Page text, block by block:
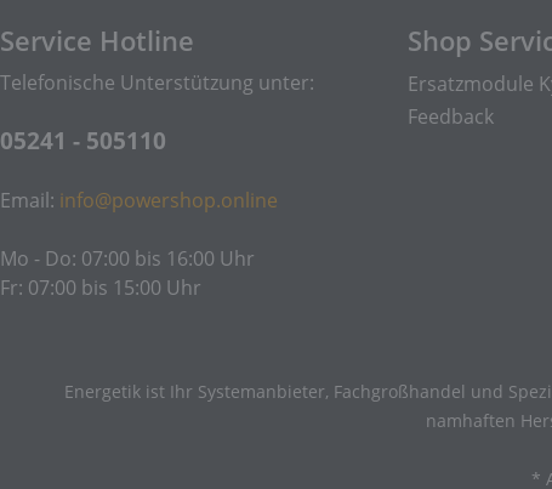
Service Hotline
Telefonische Unterstützung unter:
05241 - 505110
Email: info@powershop.online
Mo - Do: 07:00 bis 16:00 Uhr
Fr: 07:00 bis 15:00 Uhr
Shop
Ersatzmodule
Feedback
Energetik ist Ihr Systemanbieter, Fachgroßhandel und
namhaften
*